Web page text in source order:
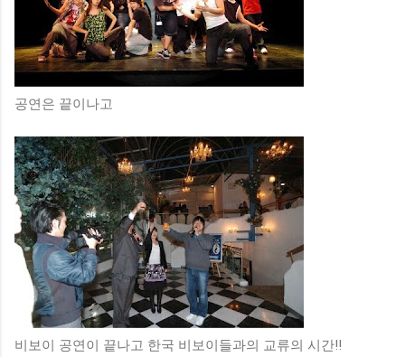
공연은 끝이나고
비보이 공연이 끝나고 한국 비보이들과의 교류의 시간!!